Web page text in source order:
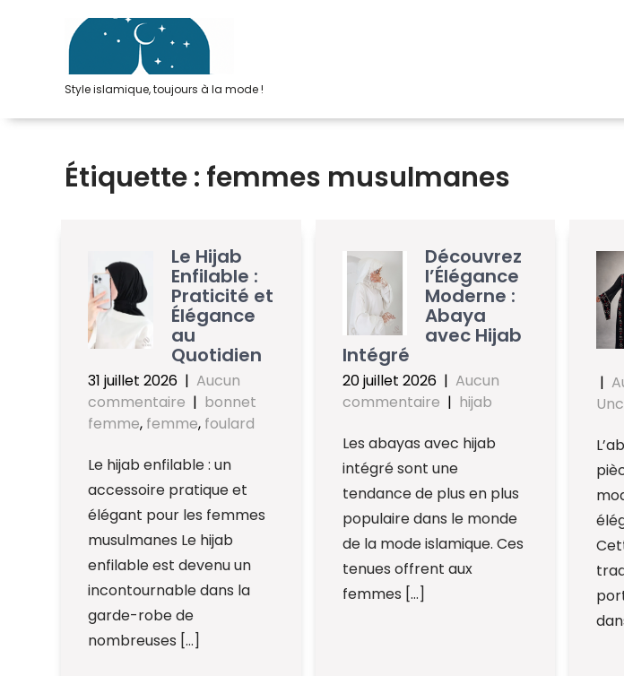
Style islamique, toujours à la mode !
Étiquette : femmes musulmanes
Le Hijab
Enfilable :
Praticité et
Élégance
au
Quotidien
31 juillet 2026 | Aucun
commentaire | bonnet
femme, femme, foulard
Le hijab enfilable : un
accessoire pratique et
élégant pour les femmes
musulmanes Le hijab
enfilable est devenu un
incontournable dans la
garde-robe de
nombreuses […]
Découvrez
l’Élégance
Moderne :
Abaya
avec Hijab
Intégré
20 juillet 2026 | Aucun
commentaire | hijab
Les abayas avec hijab
intégré sont une
tendance de plus en plus
populaire dans le monde
de la mode islamique. Ces
tenues offrent aux
femmes […]
|